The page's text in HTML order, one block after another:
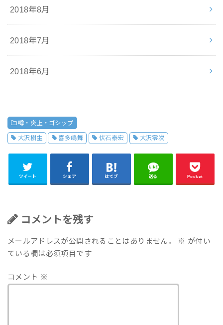
2018年8月
2018年7月
2018年6月
噂・炎上・ゴシップ
大沢樹生 喜多嶋舞 伏石泰宏 大沢零次
ツイート シェア はてブ 送る Pocket
コメントを残す
メールアドレスが公開されることはありません。 ※ が付い
ている欄は必須項目です
コメント ※